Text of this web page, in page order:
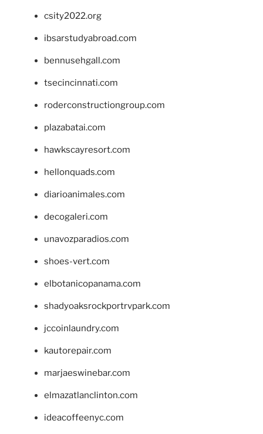
csity2022.org
ibsarstudyabroad.com
bennusehgall.com
tsecincinnati.com
roderconstructiongroup.com
plazabatai.com
hawkscayresort.com
hellonquads.com
diarioanimales.com
decogaleri.com
unavozparadios.com
shoes-vert.com
elbotanicopanama.com
shadyoaksrockportrvpark.com
jccoinlaundry.com
kautorepair.com
marjaeswinebar.com
elmazatlanclinton.com
ideacoffeenyc.com